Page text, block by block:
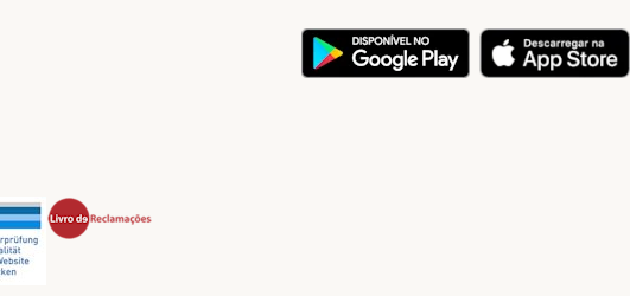
Security